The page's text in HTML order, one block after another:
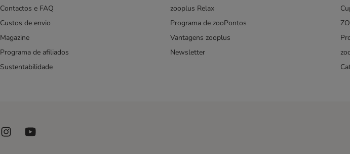
Esterilizados
Gatinhos
Affinity Advance
Affinity Brekkies
Animonda
Contactos e FAQ
Custos de envio
Magazine
Programa de afiliados
Sustentabilidade
zooplus Relax
Programa de zooPontos
Vantagens zooplus
Newsletter